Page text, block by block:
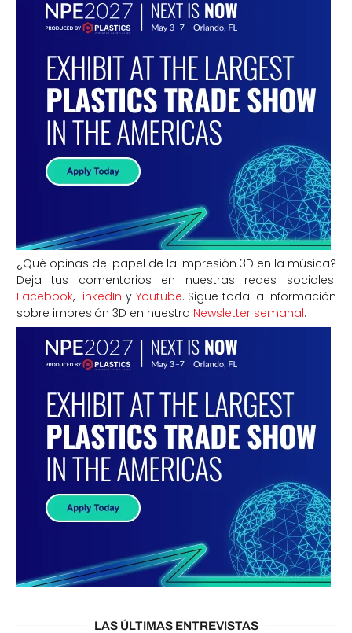
¿Qué opinas del papel de la impresión 3D en la música?
Deja tus comentarios en nuestras redes sociales:
Facebook, LinkedIn y Youtube. Sigue toda la información
sobre impresión 3D en nuestra Newsletter semanal.
LAS ÚLTIMAS ENTREVISTAS